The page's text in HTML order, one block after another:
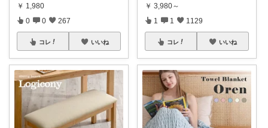
￥ 1,980
0 0 267
コレ いいね
￥ 3,980～
1 1 1129
コレ いいね